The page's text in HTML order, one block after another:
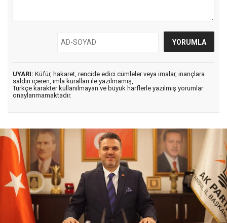
UYARI: Küfür, hakaret, rencide edici cümleler veya imalar, inançlara
saldırı içeren, imla kuralları ile yazılmamış,
Türkçe karakter kullanılmayan ve büyük harflerle yazılmış yorumlar
onaylanmamaktadır.